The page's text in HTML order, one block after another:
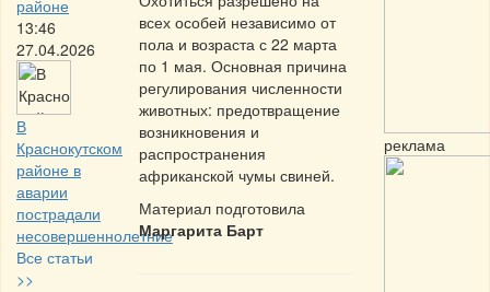
районе
13:46
27.04.2026
В
Краснокутском
районе в
аварии
пострадали
несовершеннолетние
Все статьи
>>
всех особей независимо от
пола и возраста с 22 марта
по 1 мая. Основная причина
регулирования численности
животных: предотвращение
возникновения и
распространения
африканской чумы свиней.
Материал подготовила
Маргарита Барт
реклама